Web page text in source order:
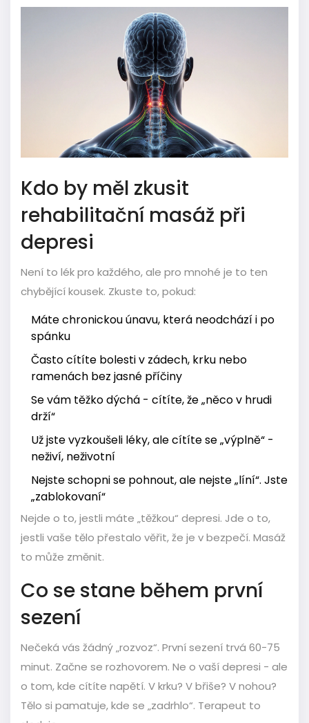
Kdo by měl zkusit
rehabilitační masáž při
depresi
Není to lék pro každého, ale pro mnohé je to ten
chybějící kousek. Zkuste to, pokud:
Máte chronickou únavu, která neodchází i po
spánku
Často cítíte bolesti v zádech, krku nebo
ramenách bez jasné příčiny
Se vám těžko dýchá - cítíte, že „něco v hrudi
drží“
Už jste vyzkoušeli léky, ale cítíte se „výplně“ -
neživí, neživotní
Nejste schopni se pohnout, ale nejste „líní“. Jste
„zablokovaní“
Nejde o to, jestli máte „těžkou“ depresi. Jde o to,
jestli vaše tělo přestalo věřit, že je v bezpečí. Masáž
to může změnit.
Co se stane během první
sezení
Nečeká vás žádný „rozvoz“. První sezení trvá 60-75
minut. Začne se rozhovorem. Ne o vaší depresi - ale
o tom, kde cítíte napětí. V krku? V břiše? V nohou?
Tělo si pamatuje, kde se „zadrhlo“. Terapeut to